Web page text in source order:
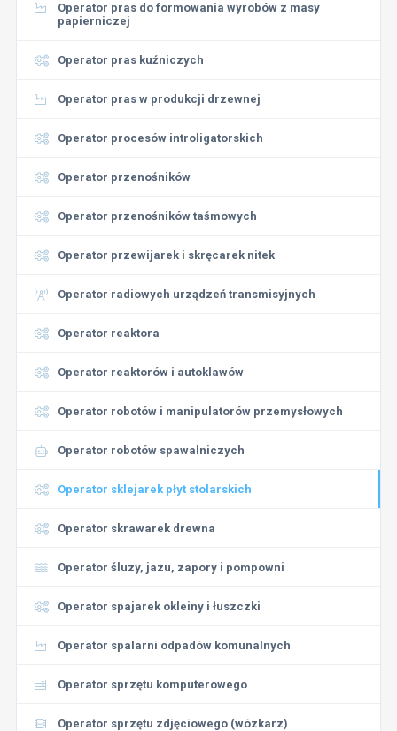
Operator pras do formowania wyrobów z masy
papierniczej
Operator pras kuźniczych
Operator pras w produkcji drzewnej
Operator procesów introligatorskich
Operator przenośników
Operator przenośników taśmowych
Operator przewijarek i skręcarek nitek
Operator radiowych urządzeń transmisyjnych
Operator reaktora
Operator reaktorów i autoklawów
Operator robotów i manipulatorów przemysłowych
Operator robotów spawalniczych
Operator sklejarek płyt stolarskich
Operator skrawarek drewna
Operator śluzy, jazu, zapory i pompowni
Operator spajarek okleiny i łuszczki
Operator spalarni odpadów komunalnych
Operator sprzętu komputerowego
Operator sprzętu zdjęciowego (wózkarz)